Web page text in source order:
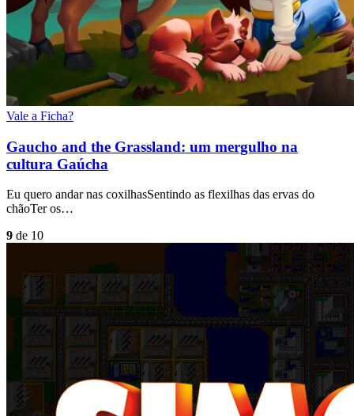
Vale a Ficha?
Gaucho and the Grassland: um mergulho na
cultura Gaúcha
Eu quero andar nas coxilhasSentindo as flexilhas das ervas do
chãoTer os…
9 de 10